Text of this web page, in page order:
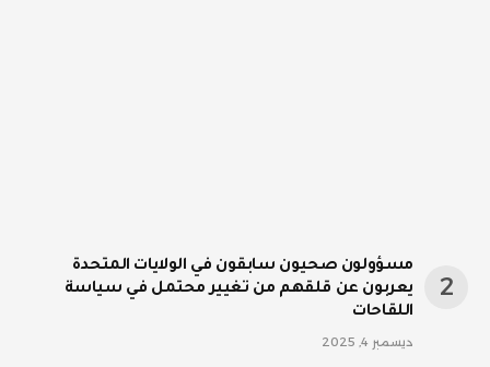
مسؤولون صحيون سابقون في الولايات المتحدة
يعربون عن قلقهم من تغيير محتمل في سياسة
اللقاحات
ديسمبر 4, 2025